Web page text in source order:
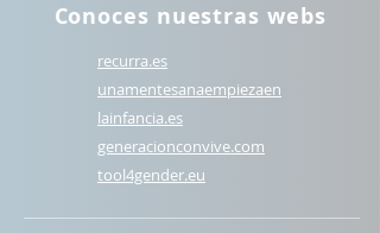
Conoces nuestras webs
recurra.es
unamentesanaempiezaen
lainfancia.es
generacionconvive.com
tool4gender.eu